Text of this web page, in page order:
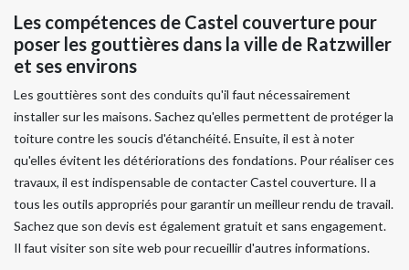
Les compétences de Castel couverture pour
poser les gouttières dans la ville de Ratzwiller
et ses environs
Les gouttières sont des conduits qu'il faut nécessairement
installer sur les maisons. Sachez qu'elles permettent de protéger la
toiture contre les soucis d'étanchéité. Ensuite, il est à noter
qu'elles évitent les détériorations des fondations. Pour réaliser ces
travaux, il est indispensable de contacter Castel couverture. Il a
tous les outils appropriés pour garantir un meilleur rendu de travail.
Sachez que son devis est également gratuit et sans engagement.
Il faut visiter son site web pour recueillir d'autres informations.